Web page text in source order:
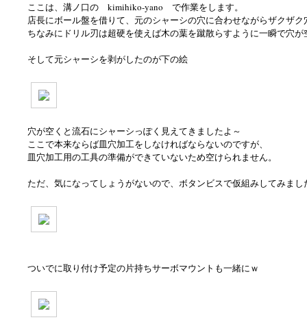
ここは、溝ノ口の kimihiko-yano で作業をします。
店長にボール盤を借りて、元のシャーシの穴に合わせながらザクザ
ちなみにドリル刃は超硬を使えば木の葉を蹴散らすように一瞬で穴が
そして元シャーシを剥がしたのが下の絵
穴が空くと流石にシャーシっぽく見えてきましたよ～
ここで本来ならば皿穴加工をしなければならないのですが、
皿穴加工用の工具の準備ができていないため空けられません。
ただ、気になってしょうがないので、ボタンビスで仮組みしてみまし
ついでに取り付け予定の片持ちサーボマウントも一緒にｗ